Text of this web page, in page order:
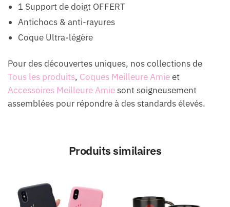
1 Support de doigt OFFERT
Antichocs & anti-rayures
Coque Ultra-légère
Pour des découvertes uniques, nos collections de
Tous les produits, Coques Meilleure Amieet
Accessoires Meilleure Amiesont soigneusement
assemblées pour répondre à des standards élevés.
Produits similaires